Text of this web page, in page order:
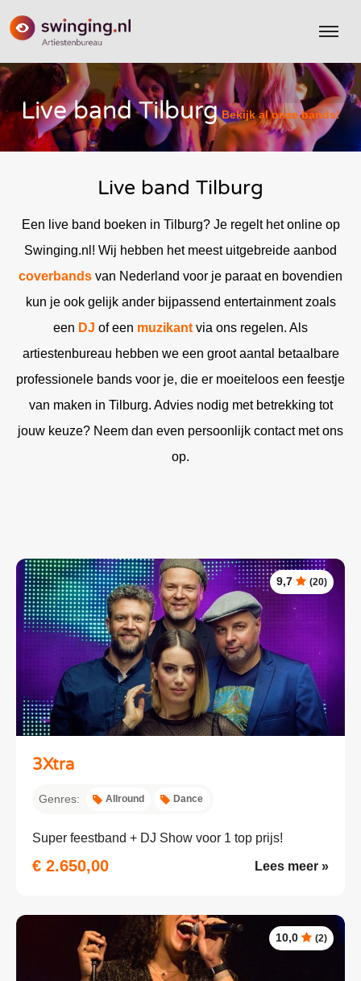
Live band Tilburg Bekijk al onze bands!
Live band Tilburg
Een live band boeken in Tilburg? Je regelt het online op
Swinging.nl! Wij hebben het meest uitgebreide aanbod
coverbands van Nederland voor je paraat en bovendien
kun je ook gelijk ander bijpassend entertainment zoals
een DJ of een muzikant via ons regelen. Als
artiestenbureau hebben we een groot aantal betaalbare
professionele bands voor je, die er moeiteloos een feestje
van maken in Tilburg. Advies nodig met betrekking tot
jouw keuze? Neem dan even persoonlijk contact met ons
op.
9,7 (20)
3Xtra
Genres: Allround Dance
Super feestband + DJ Show voor 1 top prijs!
€ 2.650,00 Lees meer »
10,0 (2)